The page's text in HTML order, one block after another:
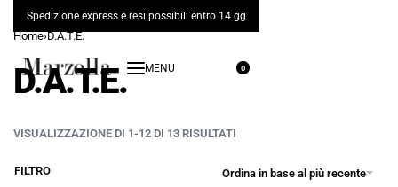
Spedizione express e resi possibili entro 14 gg
0
Home›D.A.T.E.
D.A.T.E.
VISUALIZZAZIONE DI 1-12 DI 13 RISULTATI
Ordina in base al più recente
FILTRO